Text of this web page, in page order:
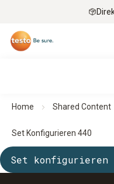
Home Shared Content
Set Konfigurieren 440
Set konfigurieren